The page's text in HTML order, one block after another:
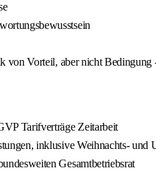
von Vorteil, aber nicht Bedingung
Tarifverträge Zeitarbeit
inklusive Weihnachts- und
Gesamtbetriebsrat